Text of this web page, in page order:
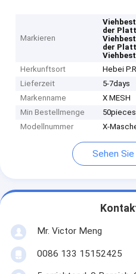
Markieren
der
der
Herkunftsort
Hebei
Lieferzeit
5-7days
Markenname
X MESH
Min Bestellmenge
50pieces
Modellnummer
X-
Sehen
Mr. Victor Meng
0086 133 15152425